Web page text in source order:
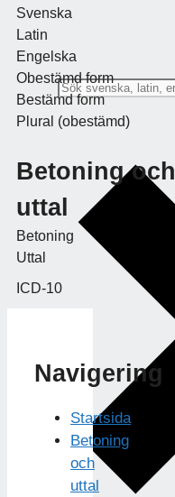
Svenska
Latin
Engelska
Obestämd form
Bestämd form
Plural (obestämd)
Betoning och
uttal
Betoning
Uttal
ICD-10
Navigering
Startsida
Betoning
och
uttal